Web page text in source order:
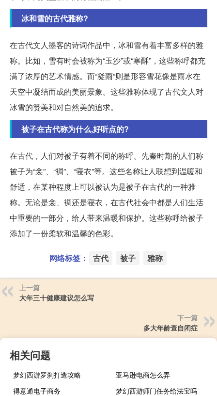
冰和雪的古代雅称?
在古代文人墨客的诗词作品中，冰和雪有着丰富多样的雅
称。比如，雪有时会被称为“玉沙”或“寒酥”，这些称呼都充
满了浓厚的艺术情感。而“凝雨”则是形容雪花像是雨水在
天空中凝结而成的美丽景象。这些雅称体现了古代文人对
冰雪的赞美和对自然美的追求。
被子在古代称为什么,好听点的?
在古代，人们对被子有着不同的称呼。先秦时期的人们称
被子为“衾”、“裯”、“寝衣”等。这些名称让人联想到温暖和
舒适，在某种程度上可以被认为是被子在古代的一种雅
称。无论是衾、裯还是寝衣，在古代社会中都是人们生活
中重要的一部分，给人带来温暖和保护。这些称呼给被子
添加了一份柔软和温馨的色彩。
网络标签： 古代 被子 雅称
上一篇
大年三十健康建议怎么写
下一篇
多大年龄查自闭症
相关问题
梦幻西游罗刹打造攻略
亚马逊电商怎么弄
得意通电子商务
梦幻西游师门任务给法宝吗